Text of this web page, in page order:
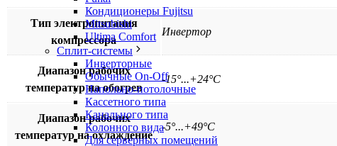
Кондиционеры Fujitsu
Mitsubishi
Ultima Comfort
Сплит-системы
Инверторные
Обычные On-Off
Напольно-потолочные
Кассетного типа
Канального типа
Колонного вида
Для серверных помещений
Тип электропитания
компрессора
Инвертор
Диапазон рабочих
температур на обогрев
-15°...+24°С
Диапазон рабочих
температур на охлаждение
-5°...+49°С